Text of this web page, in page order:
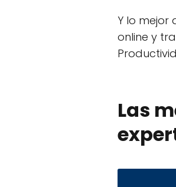
Y lo mejor
online y
Las